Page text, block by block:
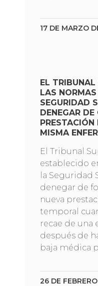
17 DE MARZO
EL
LAS
SEGURIDAD
DENEGAR
PRESTACIÓN
MISMA
El Tribunal
establecido
la Seguridad
denegar de
nueva
temporal
recae de una
después de
baja médica
26 DE